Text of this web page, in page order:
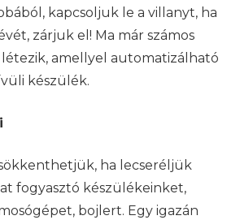
kapcsoljuk le a villanyt, ha
zárjuk el! Ma már számos
amellyel automatizálható
készülék.
ha lecseréljük
fogyasztó készülékeinket,
bojlert. Egy igazán